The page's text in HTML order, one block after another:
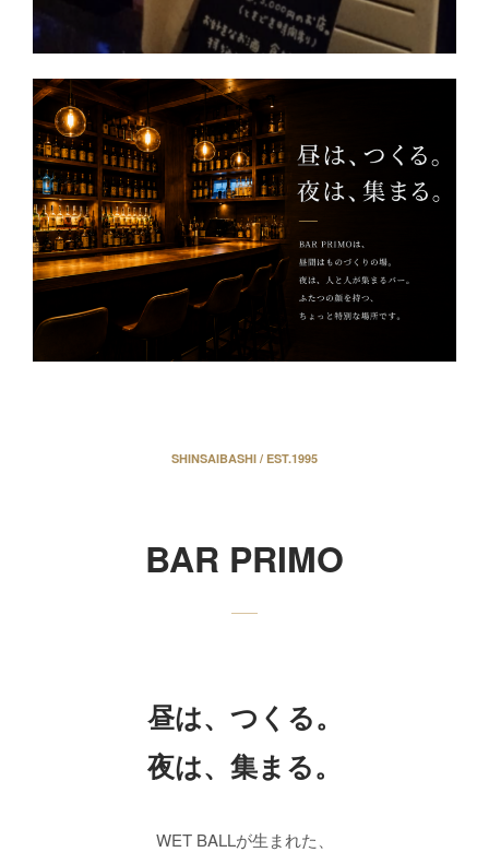
SHINSAIBASHI / EST.1995
BAR PRIMO
昼は、つくる。
夜は、集まる。
WET BALLが生まれた、